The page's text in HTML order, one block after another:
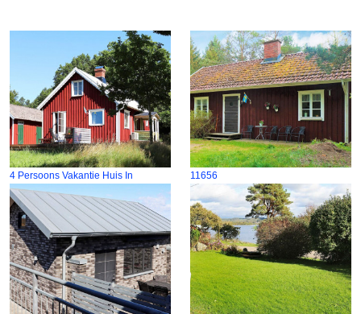
4 Persoons Vakantie Huis In 11656